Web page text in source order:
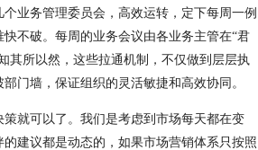
业务管理委员会，高效运转，定下每周一例
不破。每周的业务会议由各业务主管在“君
其所以然，这些拉通机制，不仅做到层层执
门墙，保证组织的灵活敏捷和高效协同。
就可以了。我们是考虑到市场每天都在变
建议都是动态的，如果市场营销体系只按照